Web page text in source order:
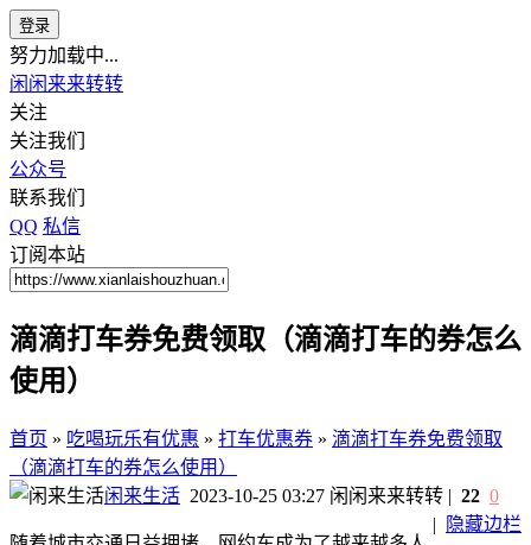
登录
努力加载中...
闲闲来来转转
关注
关注我们
公众号
联系我们
QQ 私信
订阅本站
滴滴打车券免费领取（滴滴打车的券怎么
使用）
首页 » 吃喝玩乐有优惠 » 打车优惠券 » 滴滴打车券免费领取
（滴滴打车的券怎么使用）
闲来生活 2023-10-25 03:27 闲闲来来转转
|
隐藏边栏
| 22 0